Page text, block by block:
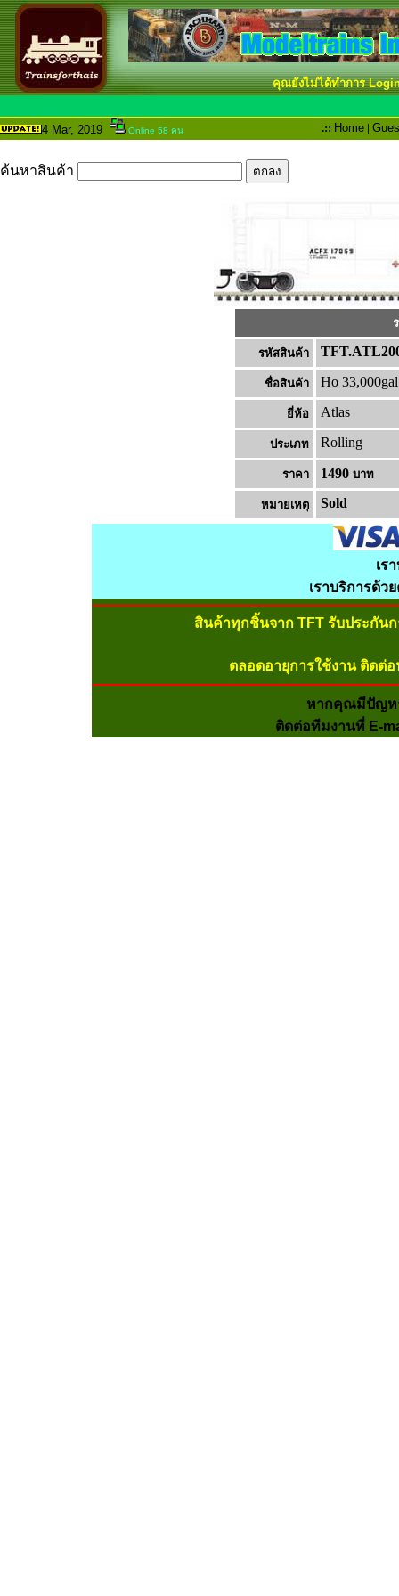
คุณยังไม่ได้ทำการ
4 Mar, 2019 Online 58 คน .:: Home |
ค้นหาสินค้า
รหัสสินค้า
ชื่อสินค้า Ho
ยี่ห้อ Atlas
ประเภท Rolling
ราคา 1490 บาท
หมายเหต Sold
เร
เราบริการด้ว
สินค้าทุกชิ้นจาก TFT รับประกัน
ตลอดอายุการใช้งาน ติดต่
หากคุณมีปัญห
ติดต่อทีมงานที่ E-